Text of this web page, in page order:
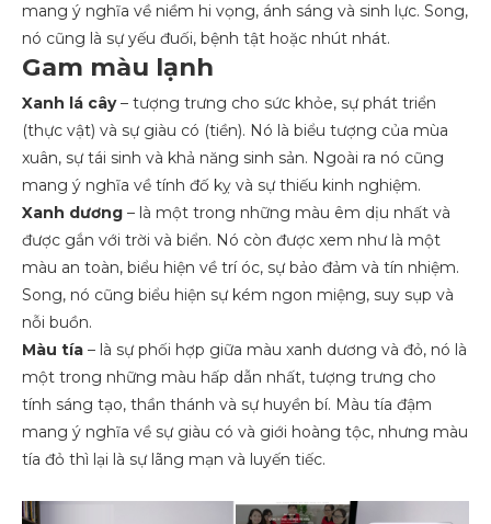
mang ý nghĩa về niềm hi vọng, ánh sáng và sinh lực. Song,
nó cũng là sự yếu đuối, bệnh tật hoặc nhút nhát.
Gam màu lạnh
Xanh lá cây– tượng trưng cho sức khỏe, sự phát triển
(thực vật) và sự giàu có (tiền). Nó là biểu tượng của mùa
xuân, sự tái sinh và khả năng sinh sản. Ngoài ra nó cũng
mang ý nghĩa về tính đố kỵ và sự thiếu kinh nghiệm.
Xanh dương – là một trong những màu êm dịu nhất và
được gắn với trời và biển. Nó còn được xem như là một
màu an toàn, biểu hiện về trí óc, sự bảo đảm và tín nhiệm.
Song, nó cũng biểu hiện sự kém ngon miệng, suy sụp và
nỗi buồn.
Màu tía – là sự phối hợp giữa màu xanh dương và đỏ, nó là
một trong những màu hấp dẫn nhất, tượng trưng cho
tính sáng tạo, thần thánh và sự huyền bí. Màu tía đậm
mang ý nghĩa về sự giàu có và giới hoàng tộc, nhưng màu
tía đỏ thì lại là sự lãng mạn và luyến tiếc.